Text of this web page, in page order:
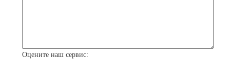
Оцените наш сервис: